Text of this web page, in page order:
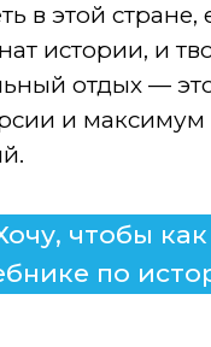
в этой стране,
истории, и
отдых —
и максимум
чтобы как
по